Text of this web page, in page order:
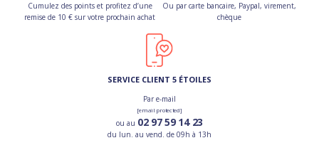
Cumulez des points et profitez d’une
remise de 10 € sur votre prochain achat
Ou par carte bancaire, Paypal, virement,
chèque
SERVICE CLIENT 5 ÉTOILES
Par e-mail
[email protected]
ou au 02 97 59 14 23
du lun. au vend. de 09h à 13h